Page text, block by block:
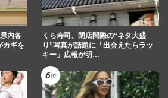
内各
カギを
くら寿司、閉店間際の“ネタ大盛
り”写真が話題に「出会えたらラッ
キー」広報が明…